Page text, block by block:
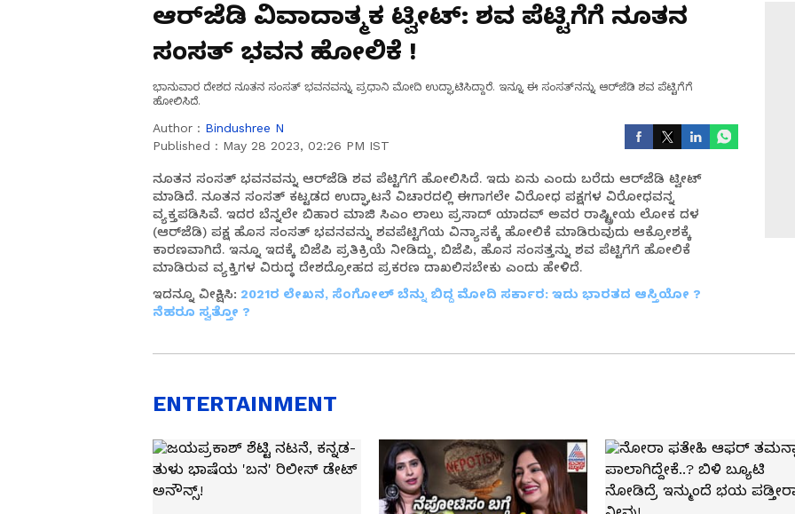
ಆರ್‌ಜೆಡಿ ವಿವಾದಾತ್ಮಕ ಟ್ವೀಟ್‌: ಶವ ಪೆಟ್ಟಿಗೆಗೆ ನೂತನ
ಸಂಸತ್‌ ಭವನ ಹೋಲಿಕೆ !
ಭಾನುವಾರ ದೇಶದ ನೂತನ ಸಂಸತ್ ಭವನವನ್ನು ಪ್ರಧಾನಿ ಮೋದಿ ಉದ್ಘಾಟಿಸಿದ್ದಾರೆ. ಇನ್ನೂ ಈ ಸಂಸತ್‌ನನ್ನು ಆರ್‌ಜೆಡಿ ಶವ ಪೆಟ್ಟಿಗೆಗೆ
ಹೋಲಿಸಿದೆ.
Author : Bindushree N
Published : May 28 2023, 02:26 PM IST
ನೂತನ ಸಂಸತ್‌ ಭವನವನ್ನು ಆರ್‌ಜೆಡಿ ಶವ ಪೆಟ್ಟಿಗೆಗೆ ಹೋಲಿಸಿದೆ. ಇದು ಏನು ಎಂದು ಬರೆದು ಆರ್‌ಜೆಡಿ ಟ್ವೀಟ್
ಮಾಡಿದೆ. ನೂತನ ಸಂಸತ್ ಕಟ್ಟಡದ ಉದ್ಘಾಟನೆ ವಿಚಾರದಲ್ಲಿ ಈಗಾಗಲೇ ವಿರೋಧ ಪಕ್ಷಗಳ ವಿರೋಧವನ್ನ
ವ್ಯಕ್ತಪಡಿಸಿವೆ. ಇದರ ಬೆನ್ನಲೇ ಬಿಹಾರ ಮಾಜಿ ಸಿಎಂ ಲಾಲು ಪ್ರಸಾದ್ ಯಾದವ್ ಅವರ ರಾಷ್ಟ್ರೀಯ ಲೋಕ ದಳ
(ಆರ್‌ಜೆಡಿ) ಪಕ್ಷ ಹೊಸ ಸಂಸತ್ ಭವನವನ್ನು ಶವಪೆಟ್ಟಿಗೆಯ ವಿನ್ಯಾಸಕ್ಕೆ ಹೋಲಿಕೆ ಮಾಡಿರುವುದು ಆಕ್ರೋಶಕ್ಕೆ
ಕಾರಣವಾಗಿದೆ. ಇನ್ನೂ ಇದಕ್ಕೆ ಬಿಜೆಪಿ ಪ್ರತಿಕ್ರಿಯೆ ನೀಡಿದ್ದು, ಬಿಜೆಪಿ, ಹೊಸ ಸಂಸತ್ತನ್ನು ಶವ ಪೆಟ್ಟಿಗೆಗೆ ಹೋಲಿಕೆ
ಮಾಡಿರುವ ವ್ಯಕ್ತಿಗಳ ವಿರುದ್ಧ ದೇಶದ್ರೋಹದ ಪ್ರಕರಣ ದಾಖಲಿಸಬೇಕು ಎಂದು ಹೇಳಿದೆ.
ಇದನ್ನೂ ವೀಕ್ಷಿಸಿ: 2021ರ ಲೇಖನ, ಸೆಂಗೋಲ್ ಬೆನ್ನು ಬಿದ್ದ ಮೋದಿ ಸರ್ಕಾರ: ಇದು ಭಾರತದ ಆಸ್ತಿಯೋ ?
ನೆಹರೂ ಸ್ವತ್ತೋ ?
ENTERTAINMENT